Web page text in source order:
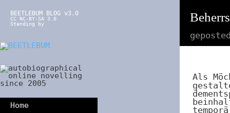
BEETLEBUM BLOG v3.0
CC NC-BY-SA 3.0
Standing by
Home
Als